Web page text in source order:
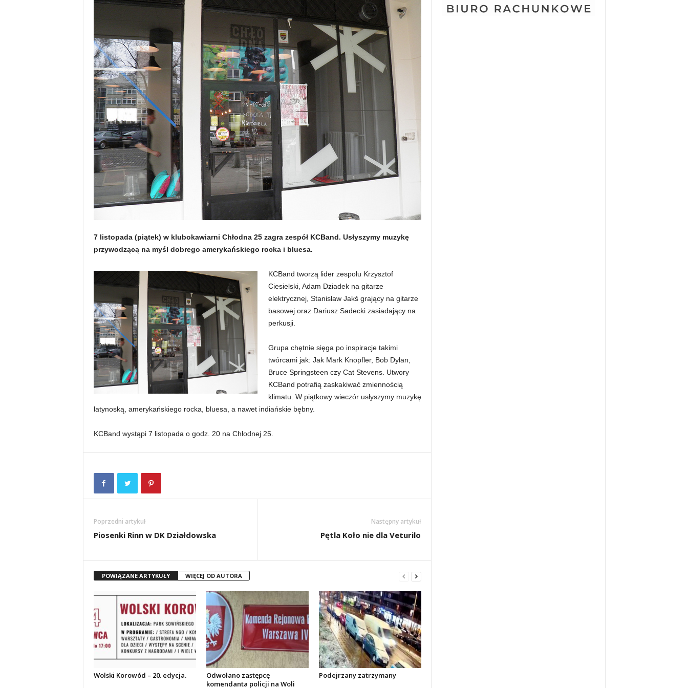
7 listopada (piątek) w klubokawiarni Chłodna 25 zagra zespół KCBand. Usłyszymy muzykę
przywodzącą na myśl dobrego amerykańskiego rocka i bluesa.
KCBand tworzą lider zespołu Krzysztof
Ciesielski, Adam Dziadek na gitarze
elektrycznej, Stanisław Jakś grający na gitarze
basowej oraz Dariusz Sadecki zasiadający na
perkusji.
Grupa chętnie sięga po inspiracje takimi
twórcami jak: Jak Mark Knopfler, Bob Dylan,
Bruce Springsteen czy Cat Stevens. Utwory
KCBand potrafią zaskakiwać zmiennością
klimatu. W piątkowy wieczór usłyszymy muzykę
latynoską, amerykańskiego rocka, bluesa, a nawet indiańskie bębny.
KCBand wystąpi 7 listopada o godz. 20 na Chłodnej 25.
Poprzedni artykuł
Piosenki Rinn w DK Działdowska
Następny artykuł
Pętla Koło nie dla Veturilo
POWIĄZANE ARTYKUŁY WIĘCEJ OD AUTORA
Wolski Korowód – 20. edycja.
Odwołano zastępcę
komendanta policji na Woli
Podejrzany zatrzymany